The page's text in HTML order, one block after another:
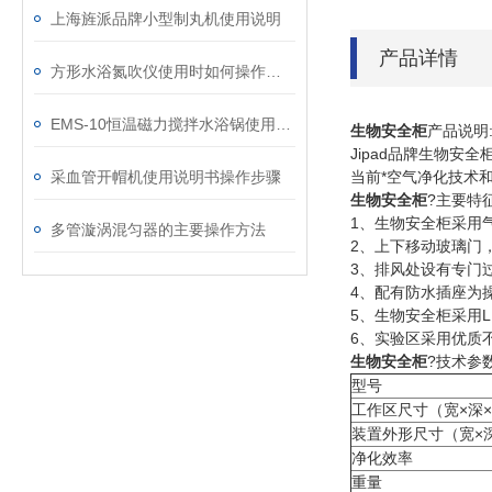
上海旌派品牌小型制丸机使用说明
采血管开帽机使用说明书操作步骤
多管漩涡混匀器的主要操作方法
产品详情
生物安全柜产品说明:
Jipad品牌生物安全
当前*空气净化技术
生物安全柜?主要特
1、生物安全柜采用
2、上下移动玻璃门
3、排风处设有专门
4、配有防水插座为
5、生物安全柜采用
6、实验区采用优质
生物安全柜?技术参
型号
工作区尺寸（宽×深
装置外形尺寸（宽×
净化效率
重量